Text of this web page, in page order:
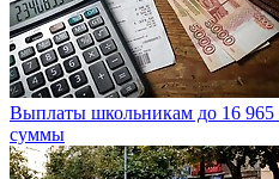
Выплаты школьникам до 16 965
суммы